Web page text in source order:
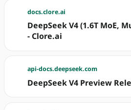
docs.clore.ai
DeepSeek V4 (1.6T MoE,
- Clore.ai
api-docs.deepseek.com
DeepSeek V4 Preview